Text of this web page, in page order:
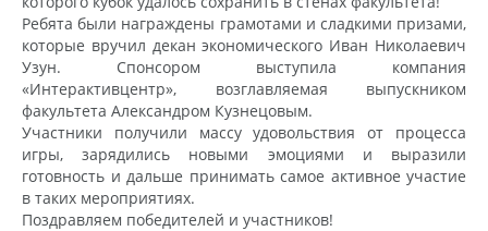
Ребята были награждены грамотами и сладкими призами,
которые вручил декан экономического Иван Николаевич
Узун. Спонсором выступила компания
«Интерактивцентр», возглавляемая выпускником
факультета Александром Кузнецовым.
Участники получили массу удовольствия от процесса
игры, зарядились новыми эмоциями и выразили
готовность и дальше принимать самое активное участие
в таких мероприятиях.
Поздравляем победителей и участников!